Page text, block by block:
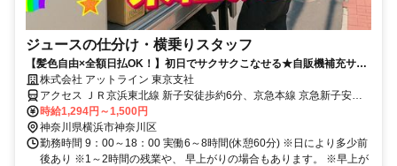
ジュースの仕分け・横乗りスタッフ
【髪色自由×全額日払OK！】初日でサクサクこなせる★自販機補充サポ
ート＜履歴書不要×WEB面談OK＞
株式会社 アットライン 東京支社
アクセス ＪＲ京浜東北線 新子安徒歩約6分、京急本線 京急新子安西
口徒歩約7分、ＪＲ横浜線 大口東口徒歩約11分
時給1,294円～1,500円
神奈川県横浜市神奈川区
勤務時間 9：00～18：00 実働6～8時間(休憩60分) ※日により多少前
後あり ※1～2時間の残業や、 早上がりの場合もあります。 ※早上が